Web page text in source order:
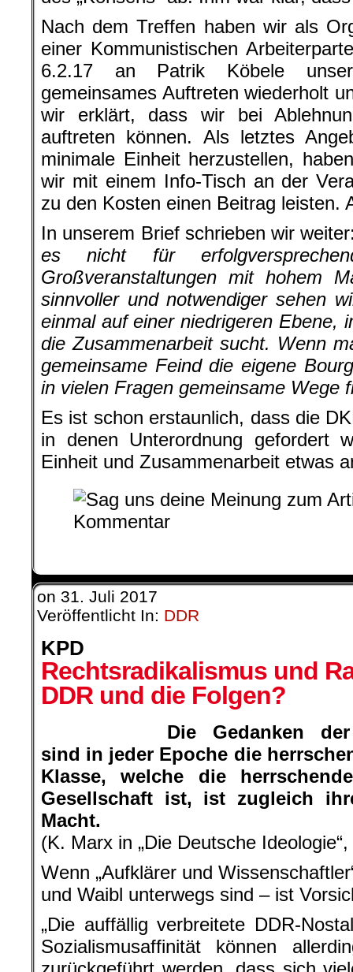
Nach dem Treffen haben wir als
einer Kommunistischen
6.2.17 an Patrik Köbele
gemeinsames Auftreten wiederholt
wir erklärt, dass wir bei
auftreten können. Als letztes
minimale Einheit herzustellen,
wir mit einem Info-Tisch an der
zu den Kosten einen Beitrag leisten.
In unserem Brief schrieben wir
es nicht für
Großveranstaltungen mit hohem
sinnvoller und notwendiger sehen
einmal auf einer niedrigeren Ebene,
die Zusammenarbeit sucht. Wenn
gemeinsame Feind die eigene
in vielen Fragen gemeinsame Wege
Es ist schon erstaunlich, dass die
in denen Unterordnung gefordert
Einheit und Zusammenarbeit etwas
on 31. Juli 2017
Veröffentlicht In: DDR
KPD
Rechtsradikalismus und
DDR und die Folgen?
Die Gedanken
sind in jeder Epoche die
Klasse, welche die
Gesellschaft ist, ist zugleich
Macht.
(K. Marx in „Die Deutsche
Wenn „Aufklärer und
und Waibl unterwegs sind – ist
„Die auffällig verbreitete DDR-
Sozialismusaffinität können